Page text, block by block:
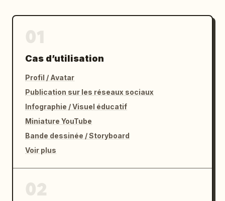
"corps": {
": {
"taille": "légèrement plus grande et
allongée"
Cas d’utilisation
Profil / Avatar
Publication sur les réseaux sociaux
Infographie / Visuel éducatif
Miniature YouTube
Bande dessinée / Storyboard
Voir plus